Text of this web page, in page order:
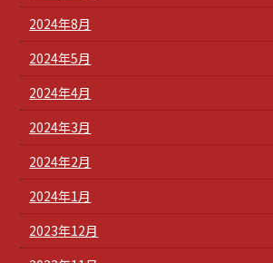
2024年8月
2024年5月
2024年4月
2024年3月
2024年2月
2024年1月
2023年12月